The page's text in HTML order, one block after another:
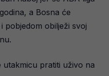
a Bosna će
pobjedom obilježi svoj
utakmicu pratiti uživo na